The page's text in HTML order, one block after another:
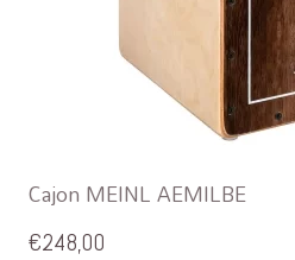
Cajon MEINL AEMILBE
€248,00